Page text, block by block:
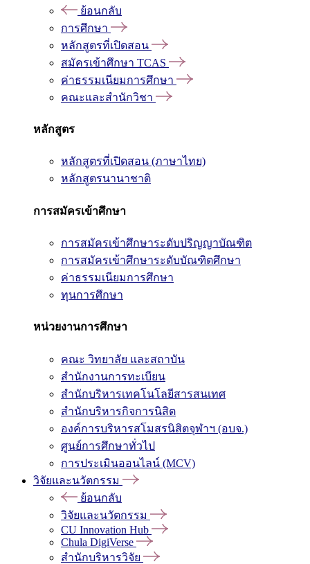
ย้อนกลับ
การศึกษา
หลักสูตรที่เปิดสอน
สมัครเข้าศึกษา TCAS
ค่าธรรมเนียมการศึกษา
คณะและสำนักวิชา
หลักสูตร
หลักสูตรที่เปิดสอน (ภาษาไทย)
หลักสูตรนานาชาติ
การสมัครเข้าศึกษา
การสมัครเข้าศึกษาระดับปริญญาบัณฑิต
การสมัครเข้าศึกษาระดับบัณฑิตศึกษา
ค่าธรรมเนียมการศึกษา
ทุนการศึกษา
หน่วยงานการศึกษา
คณะ วิทยาลัย และสถาบัน
สำนักงานการทะเบียน
สำนักบริหารเทคโนโลยีสารสนเทศ
สำนักบริหารกิจการนิสิต
องค์การบริหารสโมสรนิสิตจุฬาฯ (อบจ.)
ศูนย์การศึกษาทั่วไป
การประเมินออนไลน์ (MCV)
วิจัยและนวัตกรรม
ย้อนกลับ
วิจัยและนวัตกรรม
CU Innovation Hub
Chula DigiVerse
สำนักบริหารวิจัย